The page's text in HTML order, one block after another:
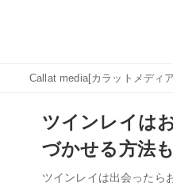
Callat media[カラットメディ
ツインレイは
づかせる方法も
ツインレイは出会ったら